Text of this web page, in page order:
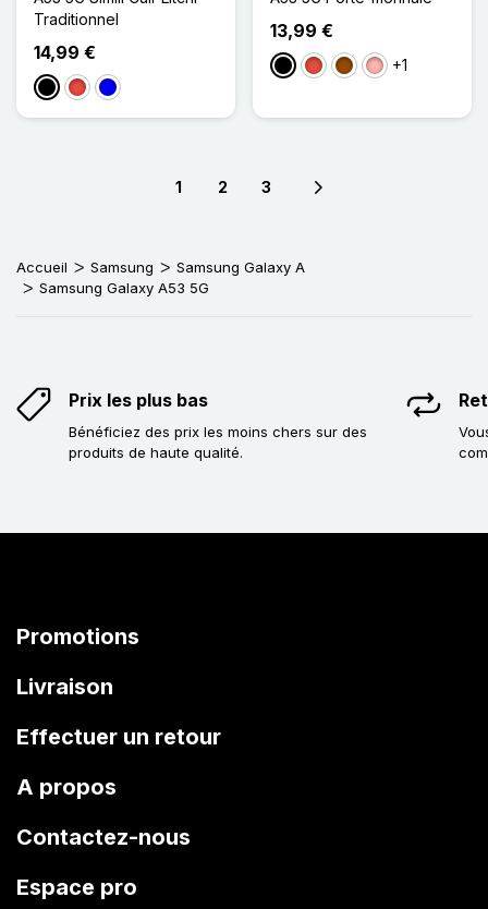
Traditionnel
14,99 €
NoirRouge
Bleu
13,99 €
NoirRougeMarronOr Rose
+1
1 2 3
Accueil Samsung
Samsung Galaxy A
Samsung Galaxy A53 5G
Prix les plus bas
Bénéficiez des prix les moins chers sur des
produits de haute qualité.
Promotions
Livraison
Effectuer un retour
A propos
Contactez-nous
Espace pro